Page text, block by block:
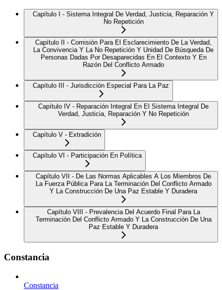
Capítulo I - Sistema Integral De Verdad, Justicia, Reparación Y
No Repetición
Capítulo II - Comisión Para El Esclarecimiento De La Verdad,
La Convivencia Y La No Repetición Y Unidad De Búsqueda De
Personas Dadas Por Desaparecidas En El Contexto Y En
Razón Del Conflicto Armado
Capítulo III - Jurisdicción Especial Para La Paz
Capítulo IV - Reparación Integral En El Sistema Integral De
Verdad, Justicia, Reparación Y No Repetición
Capítulo V - Extradición
Capítulo VI - Participación En Política
Capítulo VII - De Las Normas Aplicables A Los Miembros De
La Fuerza Pública Para La Terminación Del Conflicto Armado
Y La Construcción De Una Paz Estable Y Duradera
Capítulo VIII - Prevalencia Del Acuerdo Final Para La
Terminación Del Conflicto Armado Y La Construcción De Una
Paz Estable Y Duradera
Constancia
Constancia